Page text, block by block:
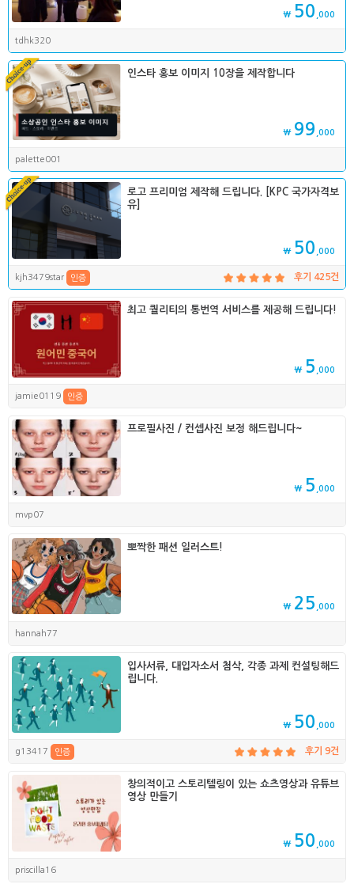
₩ 50 ,000
tdhk320
인스타 홍보 이미지 10장을 제작합니다
₩ 99 ,000
palette001
로고 프리미엄 제작해 드립니다. [KPC 국가자격보
유]
₩ 50 ,000
kjh3479star 인증 후기 425건
최고 퀄리티의 통번역 서비스를 제공해 드립니다!
₩ 5 ,000
jamie0119 인증
프로필사진 / 컨셉사진 보정 해드립니다~
₩ 5 ,000
mvp07
뽀짝한 패션 일러스트!
₩ 25 ,000
hannah77
입사서류, 대입자소서 첨삭, 각종 과제 컨설팅해드
립니다.
₩ 50 ,000
g13417 인증 후기 9건
창의적이고 스토리텔링이 있는 쇼츠영상과 유튜브
영상 만들기
₩ 50 ,000
priscilla16